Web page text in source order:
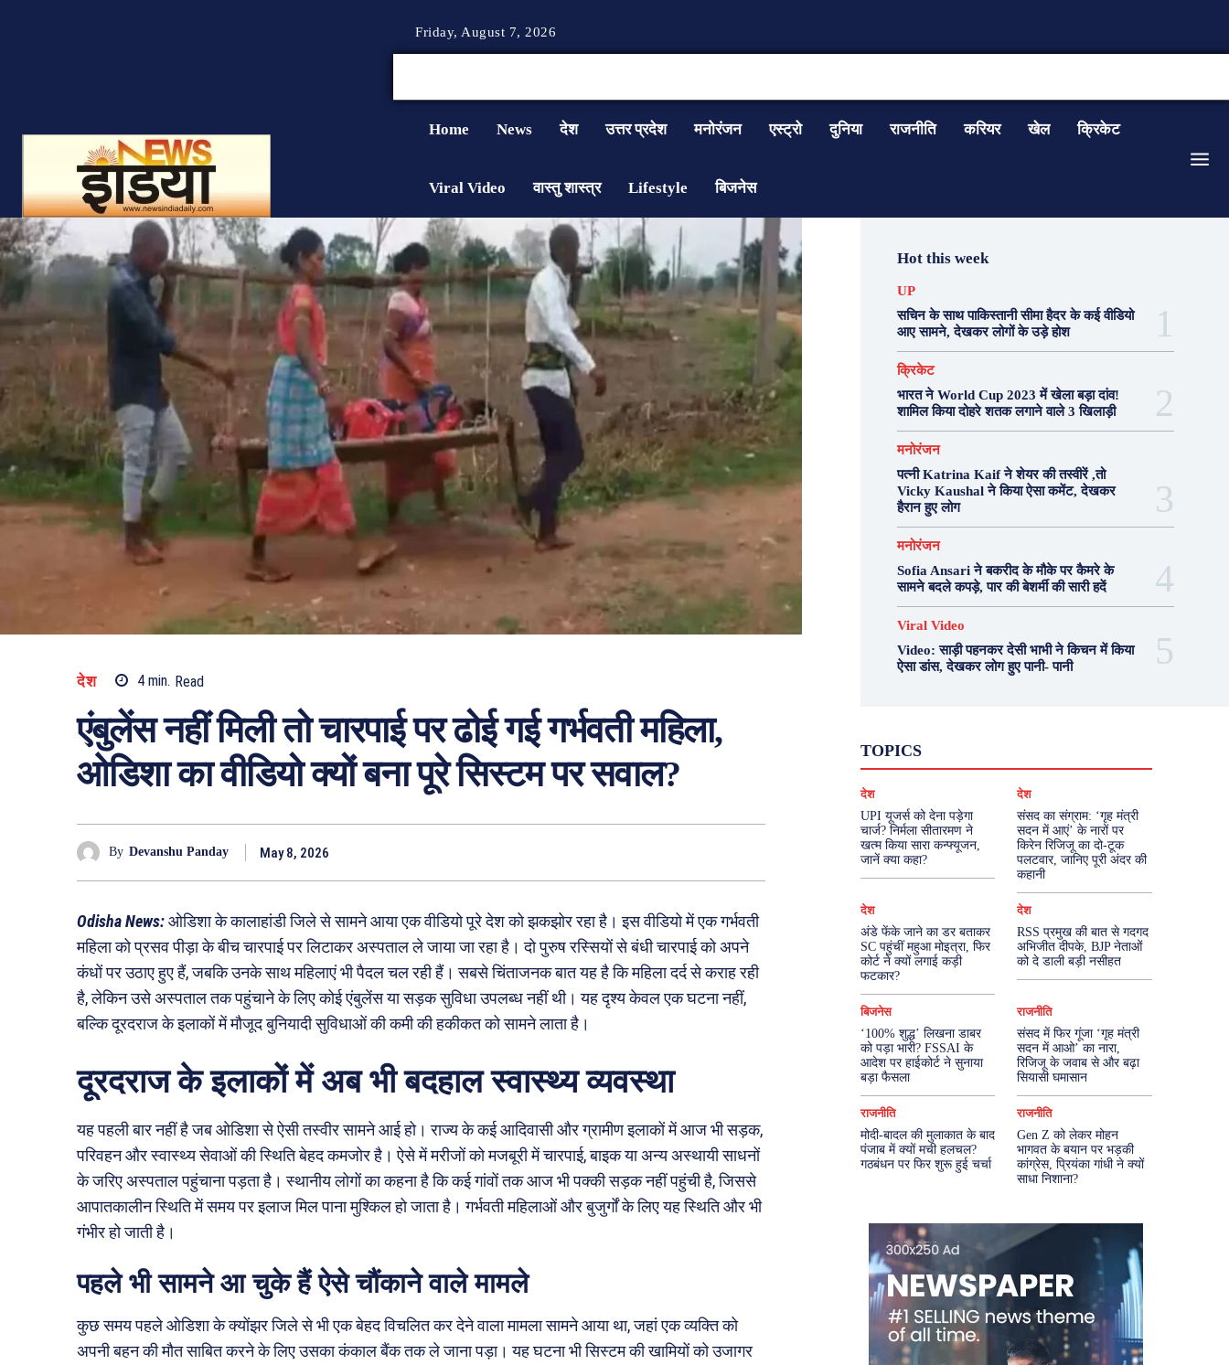
Friday, August 7, 2026
Home News देश उत्तर प्रदेश मनोरंजन एस्ट्रो दुनिया राजनीति करियर खेल क्रिकेट
Viral Video वास्तु शास्त्र Lifestyle बिजनेस
देश 4 min. Read
एंबुलेंस नहीं मिली तो चारपाई पर ढोई गई गर्भवती महिला,
ओडिशा का वीडियो क्यों बना पूरे सिस्टम पर सवाल?
By Devanshu Panday May 8, 2026
Odisha News:ओडिशा के कालाहांडी जिले से सामने आया एक वीडियो पूरे देश को झकझोर रहा है। इस वीडियो में एक गर्भवती
महिला को प्रसव पीड़ा के बीच चारपाई पर लिटाकर अस्पताल ले जाया जा रहा है। दो पुरुष रस्सियों से बंधी चारपाई को अपने
कंधों पर उठाए हुए हैं, जबकि उनके साथ महिलाएं भी पैदल चल रही हैं। सबसे चिंताजनक बात यह है कि महिला दर्द से कराह रही
है, लेकिन उसे अस्पताल तक पहुंचाने के लिए कोई एंबुलेंस या सड़क सुविधा उपलब्ध नहीं थी। यह दृश्य केवल एक घटना नहीं,
बल्कि दूरदराज के इलाकों में मौजूद बुनियादी सुविधाओं की कमी की हकीकत को सामने लाता है।
दूरदराज के इलाकों में अब भी बदहाल स्वास्थ्य व्यवस्था
यह पहली बार नहीं है जब ओडिशा से ऐसी तस्वीर सामने आई हो। राज्य के कई आदिवासी और ग्रामीण इलाकों में आज भी सड़क,
परिवहन और स्वास्थ्य सेवाओं की स्थिति बेहद कमजोर है। ऐसे में मरीजों को मजबूरी में चारपाई, बाइक या अन्य अस्थायी साधनों
के जरिए अस्पताल पहुंचाना पड़ता है। स्थानीय लोगों का कहना है कि कई गांवों तक आज भी पक्की सड़क नहीं पहुंची है, जिससे
आपातकालीन स्थिति में समय पर इलाज मिल पाना मुश्किल हो जाता है। गर्भवती महिलाओं और बुजुर्गों के लिए यह स्थिति और भी
गंभीर हो जाती है।
पहले भी सामने आ चुके हैं ऐसे चौंकाने वाले मामले
कुछ समय पहले ओडिशा के क्योंझर जिले से भी एक बेहद विचलित कर देने वाला मामला सामने आया था, जहां एक व्यक्ति को
अपनी बहन की मौत साबित करने के लिए उसका कंकाल बैंक तक ले जाना पड़ा। यह घटना भी सिस्टम की खामियों को उजागर
Hot this week
UP
सचिन के साथ पाकिस्तानी सीमा हैदर के कई वीडियो
आए सामने, देखकर लोगों के उड़े होश
क्रिकेट
भारत ने World Cup 2023 में खेला बड़ा दांव!
शामिल किया दोहरे शतक लगाने वाले 3 खिलाड़ी
मनोरंजन
पत्नी Katrina Kaif ने शेयर की तस्वीरें ,तो
Vicky Kaushal ने किया ऐसा कमेंट, देखकर
हैरान हुए लोग
मनोरंजन
Sofia Ansari ने बकरीद के मौके पर कैमरे के
सामने बदले कपड़े, पार की बेशर्मी की सारी हदें
Viral Video
Video: साड़ी पहनकर देसी भाभी ने किचन में किया
ऐसा डांस, देखकर लोग हुए पानी- पानी
TOPICS
दुनिया
मनोरंजन
राजनीति वास्तु शास्त्र
More
देश
UPI यूजर्स को देना पड़ेगा
चार्ज? निर्मला सीतारमण ने
खत्म किया सारा कन्फ्यूजन,
जानें क्या कहा?
देश
संसद का संग्राम: ‘गृह मंत्री
सदन में आएं’ के नारों पर
किरेन रिजिजू का दो-टूक
पलटवार, जानिए पूरी अंदर की
कहानी
देश
अंडे फेंके जाने का डर बताकर
SC पहुंचीं महुआ मोइत्रा, फिर
कोर्ट ने क्यों लगाई कड़ी
फटकार?
देश
RSS प्रमुख की बात से गदगद
अभिजीत दीपके, BJP नेताओं
को दे डाली बड़ी नसीहत
बिजनेस
‘100% शुद्ध’ लिखना डाबर
को पड़ा भारी? FSSAI के
आदेश पर हाईकोर्ट ने सुनाया
बड़ा फैसला
राजनीति
संसद में फिर गूंजा ‘गृह मंत्री
सदन में आओ’ का नारा,
रिजिजू के जवाब से और बढ़ा
सियासी घमासान
राजनीति
मोदी-बादल की मुलाकात के बाद
पंजाब में क्यों मची हलचल?
गठबंधन पर फिर शुरू हुई चर्चा
राजनीति
Gen Z को लेकर मोहन
भागवत के बयान पर भड़की
कांग्रेस, प्रियंका गांधी ने क्यों
साधा निशाना?